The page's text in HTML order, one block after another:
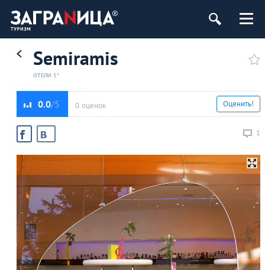
Semiramis
ОТЕЛИ 5*
0.0 0 оценок
1
Оценить!